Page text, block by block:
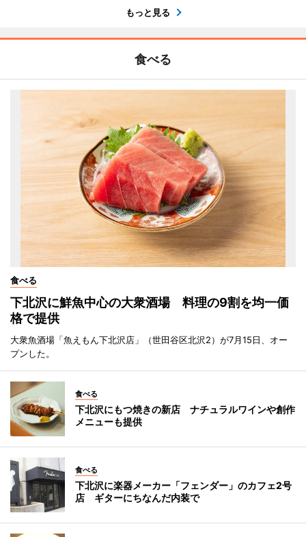
もっと見る
食べる
食べる
下北沢に鮮魚中心の大衆酒場 料理の9割を均一価
格で提供
大衆魚酒場「魚えもん下北沢店」（世田谷区北沢2）が7月15日、オー
プンした。
食べる
下北沢にもつ焼きの新店 ナチュラルワインや創作
メニューも提供
食べる
下北沢に楽器メーカー「フェンダー」のカフェ2号
店 ギターにちなんだ内装で